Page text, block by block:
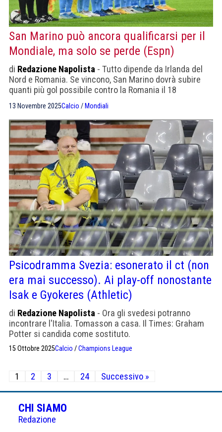
San Marino può ancora qualificarsi per il
Mondiale, ma solo se perde (Espn)
di Redazione Napolista - Tutto dipende da Irlanda del
Nord e Romania. Se vincono, San Marino dovrà subire
quanti più gol possibile contro la Romania il 18
13 Novembre 2025Calcio / Mondiali
Psicodramma Svezia: esonerato il ct (non
era mai successo). Ai play-off nonostante
Isak e Gyokeres (Athletic)
di Redazione Napolista - Ora gli svedesi potranno
incontrare l'Italia. Tomasson a casa. Il Times: Graham
Potter si candida come sostituto.
15 Ottobre 2025Calcio /Champions League
Paginazione
degli
articoli
1 2 3 … 24 Successivo »
CHI SIAMO
Redazione